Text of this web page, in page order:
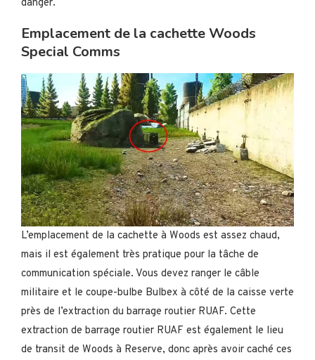
danger.
Emplacement de la cachette Woods
Special Comms
L’emplacement de la cachette à Woods est assez chaud,
mais il est également très pratique pour la tâche de
communication spéciale. Vous devez ranger le câble
militaire et le coupe-bulbe Bulbex à côté de la caisse verte
près de l’extraction du barrage routier RUAF. Cette
extraction de barrage routier RUAF est également le lieu
de transit de Woods à Reserve, donc après avoir caché ces